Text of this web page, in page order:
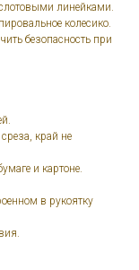
линейками.
колесико.
безопасность при
край не
и картоне.
в рукоятку